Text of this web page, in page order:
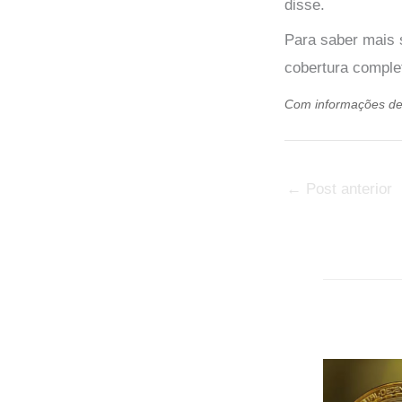
disse.
Para saber
cobertura
Com informações
← Post anterior